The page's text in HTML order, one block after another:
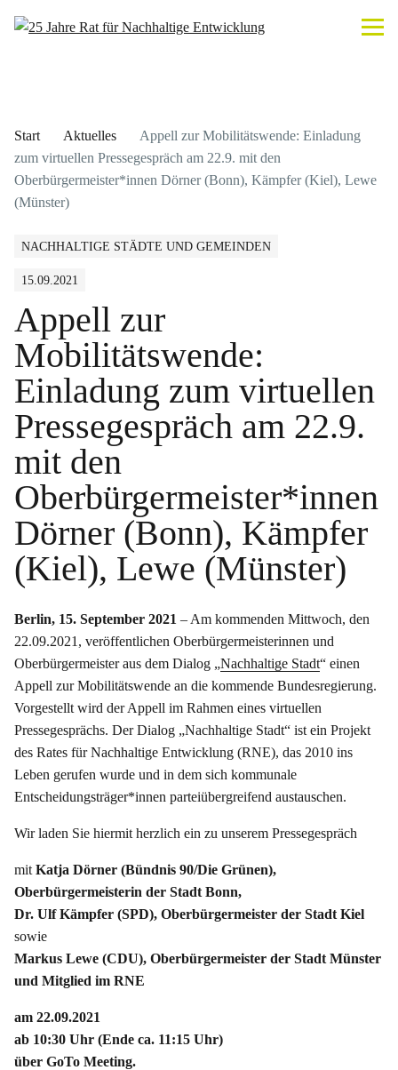
Start Aktuelles
Appell zur Mobilitätswende: Einladung
zum virtuellen Pressegespräch am 22.9. mit den
Oberbürgermeister*innen Dörner (Bonn), Kämpfer (Kiel), Lewe
(Münster)
NACHHALTIGE STÄDTE UND GEMEINDEN
15.09.2021
Appell zur
Mobilitätswende:
Einladung zum virtuellen
Pressegespräch am 22.9.
mit den
Oberbürgermeister*innen
Dörner (Bonn), Kämpfer
(Kiel), Lewe (Münster)
Berlin, 15. September 2021 – Am kommenden Mittwoch, den
22.09.2021, veröffentlichen Oberbürgermeisterinnen und
Oberbürgermeister aus dem Dialog „Nachhaltige Stadt“ einen
Appell zur Mobilitätswende an die kommende Bundesregierung.
Vorgestellt wird der Appell im Rahmen eines virtuellen
Pressegesprächs. Der Dialog „Nachhaltige Stadt“ ist ein Projekt
des Rates für Nachhaltige Entwicklung (RNE), das 2010 ins
Leben gerufen wurde und in dem sich kommunale
Entscheidungsträger*innen parteiübergreifend austauschen.
Wir laden Sie hiermit herzlich ein zu unserem Pressegespräch
mit Katja Dörner (Bündnis 90/Die Grünen),
Oberbürgermeisterin der Stadt Bonn,
Dr. Ulf Kämpfer (SPD), Oberbürgermeister der Stadt Kiel
sowie
Markus Lewe (CDU), Oberbürgermeister der Stadt Münster
und Mitglied im RNE
am 22.09.2021
ab 10:30 Uhr (Ende ca. 11:15 Uhr)
über GoTo Meeting.